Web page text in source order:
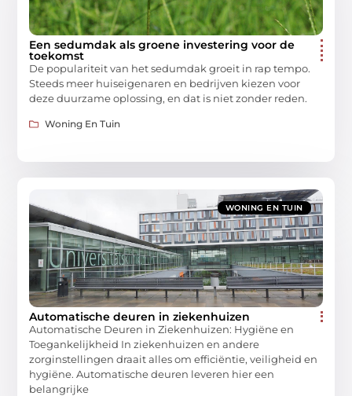
Een sedumdak als groene investering voor de
toekomst
De populariteit van het sedumdak groeit in rap tempo.
Steeds meer huiseigenaren en bedrijven kiezen voor
deze duurzame oplossing, en dat is niet zonder reden.
Woning En Tuin
WONING EN TUIN
Automatische deuren in ziekenhuizen
Automatische Deuren in Ziekenhuizen: Hygiëne en
Toegankelijkheid In ziekenhuizen en andere
zorginstellingen draait alles om efficiëntie, veiligheid en
hygiëne. Automatische deuren leveren hier een
belangrijke